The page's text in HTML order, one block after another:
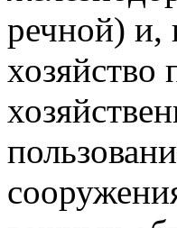
речной) и,
хозяйство